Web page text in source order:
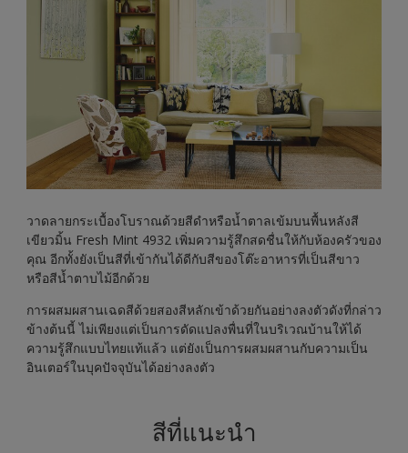
วาดลายกระเบื้องโบราณด้วยสีดำหรือน้ำตาลเข้มบนพื้นหลังสี
เขียวมิ้น Fresh Mint 4932 เพิ่มความรู้สึกสดชื่นให้กับห้องครัวของ
คุณ อีกทั้งยังเป็นสีที่เข้ากันได้ดีกับสีของโต๊ะอาหารที่เป็นสีขาว
หรือสีน้ำตาบไม้อีกด้วย
การผสมผสานเฉดสีด้วยสองสีหลักเข้าด้วยกันอย่างลงตัวดังที่กล่าว
ข้างต้นนี้ ไม่เพียงแต่เป็นการดัดแปลงพื่นที่ในบริเวณบ้านให้ได้
ความรู้สึกแบบไทยแท้แล้ว แต่ยังเป็นการผสมผสานกับความเป็น
อินเตอร์ในบุคปัจจุบันได้อย่างลงตัว
สีที่แนะนำ